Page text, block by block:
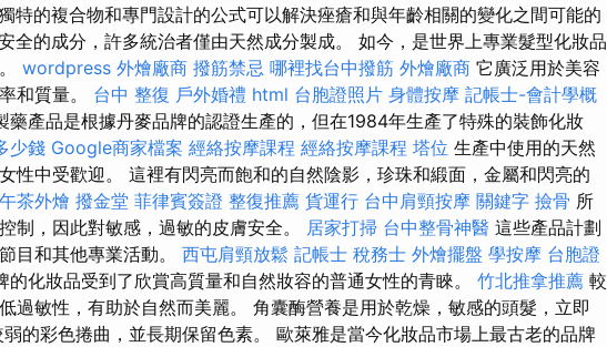
特的複合物和專門設計的公式可以解決痤瘡和與年齡相關的變化之間可能的
全的成分，許多統治者僅由天然成分製成。 如今，是世界上專業髮型化妝品
wordpress 外燴廠商 撥筋禁忌 哪裡找台中撥筋 外燴廠商 它廣泛用於美容
和質量。 台中 整復 戶外婚禮 html 台胞證照片 身體按摩 記帳士-會計學概
藥產品是根據丹麥品牌的認證生產的，但在1984年生產了特殊的裝飾化妝
少錢 Google商家檔案 經絡按摩課程 經絡按摩課程 塔位 生產中使用的天然
性中受歡迎。 這裡有閃亮而飽和的自然陰影，珍珠和緞面，金屬和閃亮的
茶外燴 撥金堂 菲律賓簽證 整復推薦 貨運行 台中肩頸按摩 關鍵字 撿骨 所
制，因此對敏感，過敏的皮膚安全。 居家打掃 台中整骨神醫 這些產品計劃
目和其他專業活動。 西屯肩頸放鬆 記帳士 稅務士 外燴擺盤 學按摩 台胞證
的化妝品受到了欣賞高質量和自然妝容的普通女性的青睞。 竹北推拿推薦 較
過敏性，有助於自然而美麗。 角囊酶營養是用於乾燥，敏感的頭髮，立即
的彩色捲曲，並長期保留色素。 歐萊雅是當今化妝品市場上最古老的品牌